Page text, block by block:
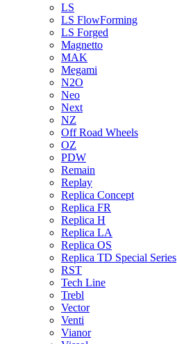
LS
LS FlowForming
LS Forged
Magnetto
MAK
Megami
N2O
Neo
Next
NZ
Off Road Wheels
OZ
PDW
Remain
Replay
Replica Concept
Replica FR
Replica H
Replica LA
Replica OS
Replica TD Special Series
RST
Tech Line
Trebl
Vector
Venti
Vianor